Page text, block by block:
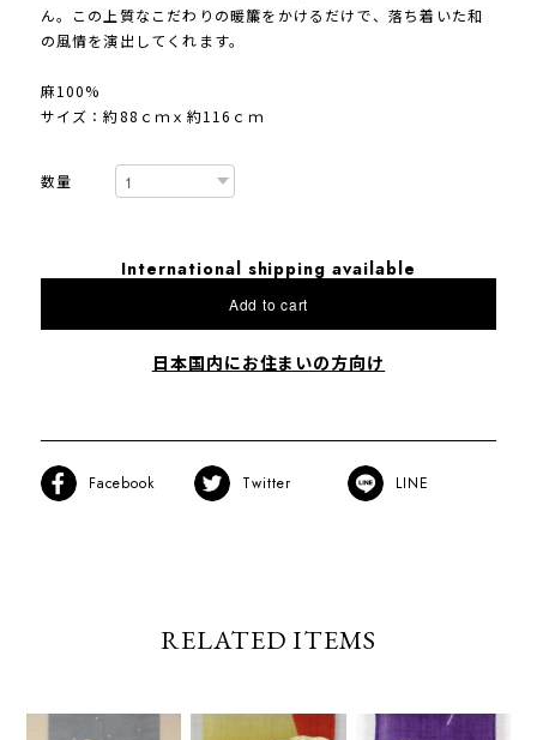
ん。この上質なこだわりの暖簾をかけるだけで、落ち着いた和
の風情を演出してくれます。
麻100%
サイズ：約88ｃｍｘ約116ｃｍ
数量
International shipping available
Add to cart
日本国内にお住まいの方向け
Facebook Twitter LINE
RELATED ITEMS